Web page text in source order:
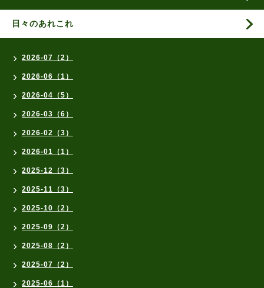
日々のあれこれ
2026-07（2）
2026-06（1）
2026-04（5）
2026-03（6）
2026-02（3）
2026-01（1）
2025-12（3）
2025-11（3）
2025-10（2）
2025-09（2）
2025-08（2）
2025-07（2）
2025-06（1）